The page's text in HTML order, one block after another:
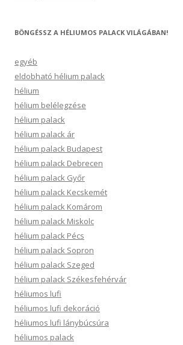
BÖNGÉSSZ A HÉLIUMOS PALACK VILÁGÁBAN!
egyéb
eldobható hélium palack
hélium
hélium belélegzése
hélium palack
hélium palack ár
hélium palack Budapest
hélium palack Debrecen
hélium palack Győr
hélium palack Kecskemét
hélium palack Komárom
hélium palack Miskolc
hélium palack Pécs
hélium palack Sopron
hélium palack Szeged
hélium palack Székesfehérvár
héliumos lufi
héliumos lufi dekoráció
héliumos lufi lánybúcsúra
héliumos palack